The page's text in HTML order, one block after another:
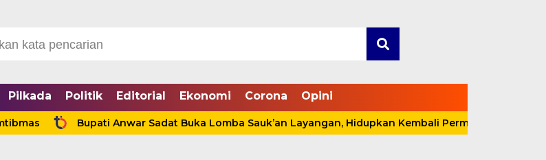
Pilkada Politik Editorial Ekonomi Corona Opini
Bupati Anwar Sadat Buka Lomba Sauk’an Layangan, Hidupkan Kembali Permainan Tradisional di